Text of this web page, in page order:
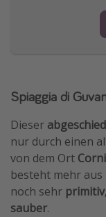
Spiaggia di
Dieser
nur durch einen
von dem Ort
besteht mehr aus
noch sehr primitiv
sauber.